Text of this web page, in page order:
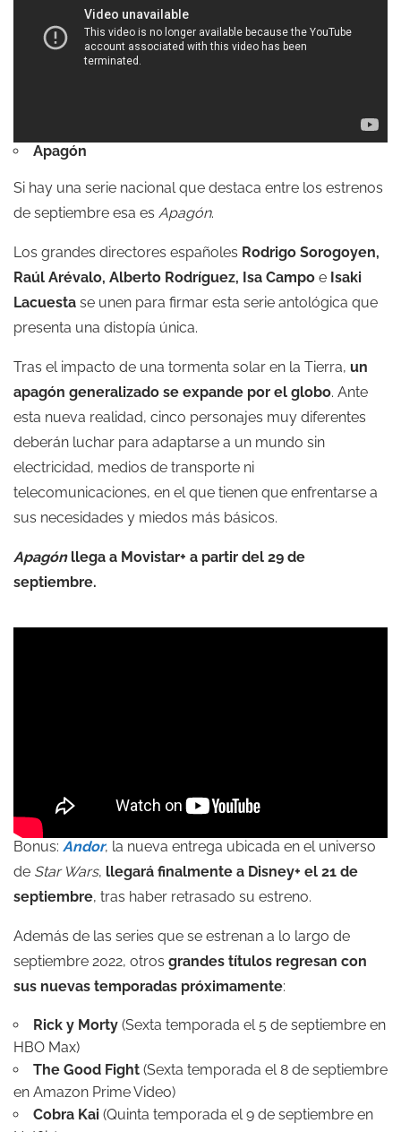
Apagón
Si hay una serie nacional que destaca entre los estrenos
de septiembre esa es Apagón.
Los grandes directores españoles Rodrigo Sorogoyen,
Raúl Arévalo, Alberto Rodríguez, Isa Campo e Isaki
Lacuesta se unen para firmar esta serie antológica que
presenta una distopía única.
Tras el impacto de una tormenta solar en la Tierra, un
apagón generalizado se expande por el globo. Ante
esta nueva realidad, cinco personajes muy diferentes
deberán luchar para adaptarse a un mundo sin
electricidad, medios de transporte ni
telecomunicaciones, en el que tienen que enfrentarse a
sus necesidades y miedos más básicos.
Apagónllega a Movistar+ a partir del 29 de
septiembre.
Bonus: Andor, la nueva entrega ubicada en el universo
de Star Wars, llegará finalmente a Disney+ el 21 de
septiembre, tras haber retrasado su estreno.
Además de las series que se estrenan a lo largo de
septiembre 2022, otros grandes títulos regresan con
sus nuevas temporadas próximamente:
Rick y Morty (Sexta temporada el 5 de septiembre en
HBO Max)
The Good Fight (Sexta temporada el 8 de septiembre
en Amazon Prime Video)
Cobra Kai (Quinta temporada el 9 de septiembre en